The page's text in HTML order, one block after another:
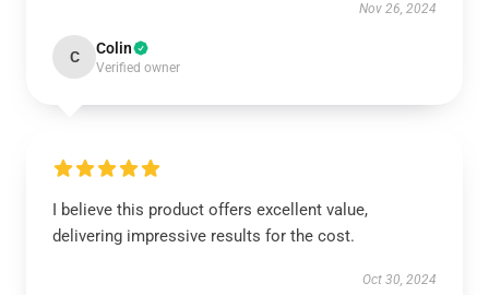
Nov 26, 2024
C Colin
Verified owner
I believe this product offers excellent value,
delivering impressive results for the cost.
Oct 30, 2024